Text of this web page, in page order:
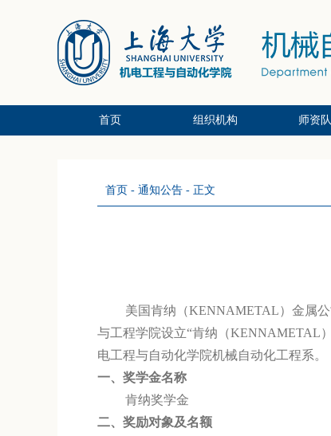
首页 组织机构 师资
首页 - 通知公告 - 正文
美国肯纳（KENNAMETAL）金属
与工程学院设立“肯纳（KENNAMETAL
电工程与自动化学院机械自动化工程系。
一、 奖学金名称
肯纳奖学金
二、 奖励对象及名额